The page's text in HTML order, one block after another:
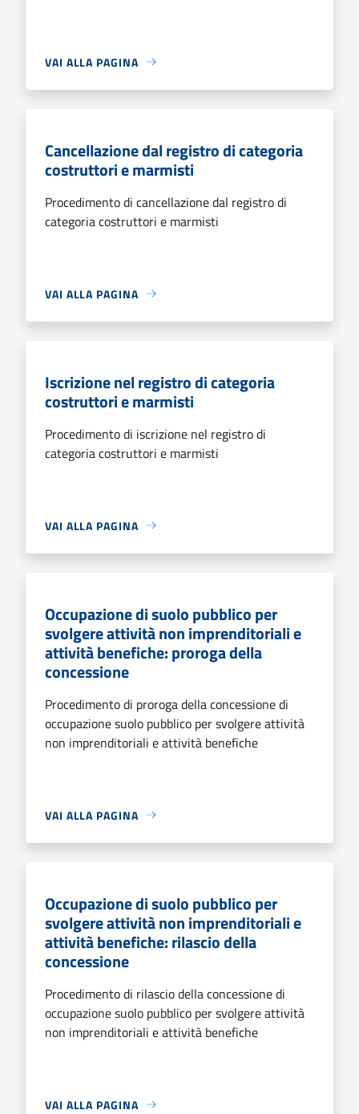
VAI ALLA PAGINA
Cancellazione dal registro di categoria
costruttori e marmisti
Procedimento di cancellazione dal registro di
categoria costruttori e marmisti
VAI ALLA PAGINA
Iscrizione nel registro di categoria
costruttori e marmisti
Procedimento di iscrizione nel registro di
categoria costruttori e marmisti
VAI ALLA PAGINA
Occupazione di suolo pubblico per
svolgere attività non imprenditoriali e
attività benefiche: proroga della
concessione
Procedimento di proroga della concessione di
occupazione suolo pubblico per svolgere attività
non imprenditoriali e attività benefiche
VAI ALLA PAGINA
Occupazione di suolo pubblico per
svolgere attività non imprenditoriali e
attività benefiche: rilascio della
concessione
Procedimento di rilascio della concessione di
occupazione suolo pubblico per svolgere attività
non imprenditoriali e attività benefiche
VAI ALLA PAGINA